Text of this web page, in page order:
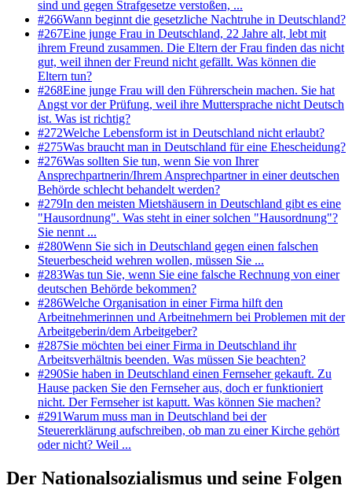
sind und gegen Strafgesetze verstoßen, ...
#266Wann beginnt die gesetzliche Nachtruhe in Deutschland?
#267Eine junge Frau in Deutschland, 22 Jahre alt, lebt mit
ihrem Freund zusammen. Die Eltern der Frau finden das nicht
gut, weil ihnen der Freund nicht gefällt. Was können die
Eltern tun?
#268Eine junge Frau will den Führerschein machen. Sie hat
Angst vor der Prüfung, weil ihre Muttersprache nicht Deutsch
ist. Was ist richtig?
#272Welche Lebensform ist in Deutschland nicht erlaubt?
#275Was braucht man in Deutschland für eine Ehescheidung?
#276Was sollten Sie tun, wenn Sie von Ihrer
Ansprechpartnerin/Ihrem Ansprechpartner in einer deutschen
Behörde schlecht behandelt werden?
#279In den meisten Mietshäusern in Deutschland gibt es eine
"Hausordnung". Was steht in einer solchen "Hausordnung"?
Sie nennt ...
#280Wenn Sie sich in Deutschland gegen einen falschen
Steuerbescheid wehren wollen, müssen Sie ...
#283Was tun Sie, wenn Sie eine falsche Rechnung von einer
deutschen Behörde bekommen?
#286Welche Organisation in einer Firma hilft den
Arbeitnehmerinnen und Arbeitnehmern bei Problemen mit der
Arbeitgeberin/dem Arbeitgeber?
#287Sie möchten bei einer Firma in Deutschland ihr
Arbeitsverhältnis beenden. Was müssen Sie beachten?
#290Sie haben in Deutschland einen Fernseher gekauft. Zu
Hause packen Sie den Fernseher aus, doch er funktioniert
nicht. Der Fernseher ist kaputt. Was können Sie machen?
#291Warum muss man in Deutschland bei der
Steuererklärung aufschreiben, ob man zu einer Kirche gehört
oder nicht? Weil ...
Der Nationalsozialismus und seine Folgen